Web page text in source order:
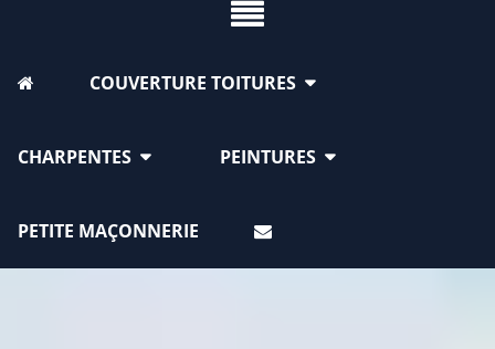
COUVERTURE TOITURES
CHARPENTES PEINTURES
PETITE MAÇONNERIE